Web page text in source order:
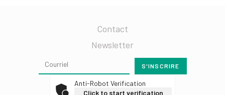
Contact
Newsletter
Anti-Robot Verification
Click to start verification